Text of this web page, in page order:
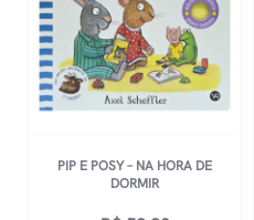
PIP E POSY – NA HORA DE
DORMIR